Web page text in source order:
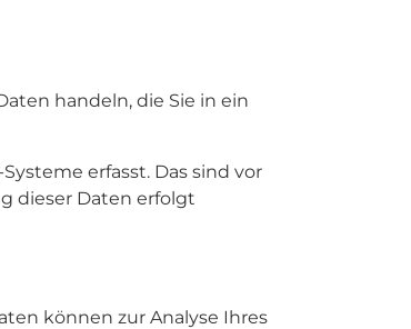
handeln, die Sie in ein
erfasst. Das sind vor
dieser Daten erfolgt
können zur Analyse Ihres